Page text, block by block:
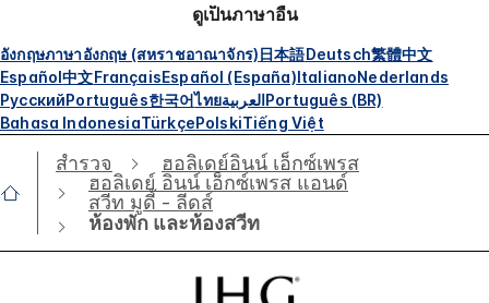
ดูเป็นภาษาอื่น
อังกฤษภาษาอังกฤษ (สหราชอาณาจักร)日本語Deutsch繁體中文
Español中文FrançaisEspañol (España)ItalianoNederlands
РусскийPortuguês한국어ไทยالعربيةPortuguês (BR)
Bahasa IndonesiaTürkçePolskiTiếng Việt
สำรวจ
ฮอลิเดย์อินน์ เอ็กซ์เพรส
ฮอลิเดย์ อินน์ เอ็กซ์เพรส แอนด์
สวีท มูดี้ - ลีดส์
ห้องพัก และห้องสวีท